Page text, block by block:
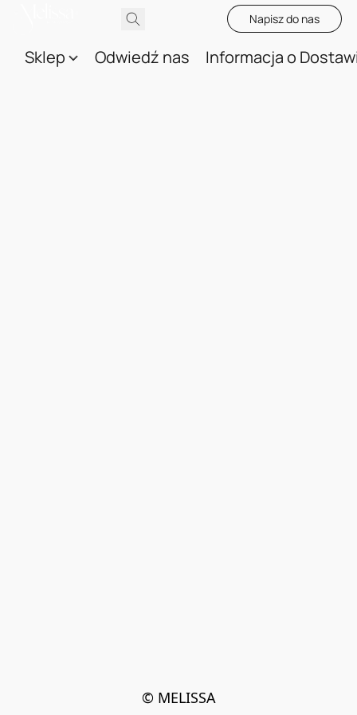
Napisz do nas
Sklep Odwiedź nas Informacja o
© MELISSA